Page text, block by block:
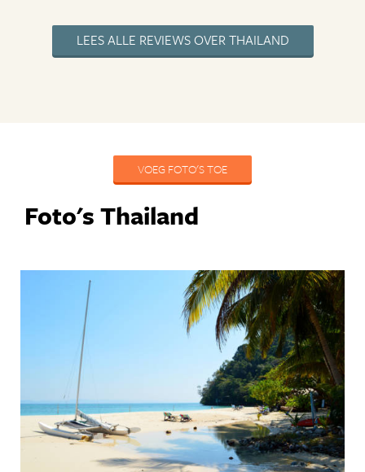
LEES ALLE REVIEWS OVER THAILAND
VOEG FOTO'S TOE
Foto's Thailand